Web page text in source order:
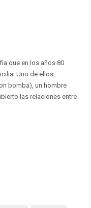
que en los años 80
Uno de ellos,
bomba), un hombre
las relaciones entre